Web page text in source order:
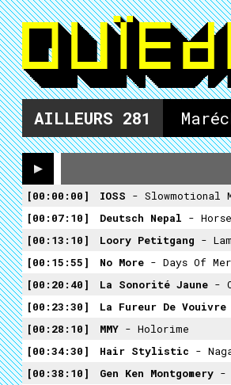
AILLEURS 281
00:00:00 IOSS - Slowmotional
00:07:10
Deutsch Nepal -
00:13:10
Loory Petitgang -
00:15:55
No More - Days Of
00:20:40
La Sonorité Jaune -
00:23:30
La Fureur De Vouivre
00:28:10
MMY - Holorime
00:34:30
Hair Stylistic -
00:38:10
Gen Ken Montgomery -